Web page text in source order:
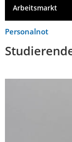
Arbeitsmarkt
Personalnot